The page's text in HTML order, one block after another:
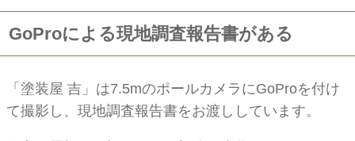
GoProによる現地調査報告書がある
「塗装屋 吉」は7.5mのポールカメラにGoProを付け
て撮影し、現地調査報告書をお渡ししています。